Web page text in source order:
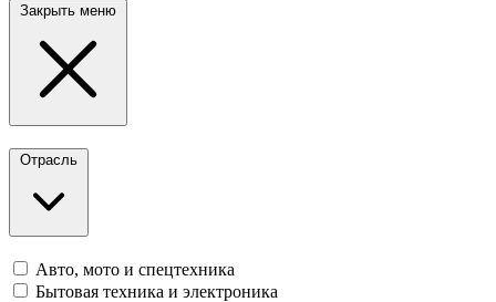
Закрыть меню
Отрасль
Авто, мото и спецтехника
Бытовая техника и электроника